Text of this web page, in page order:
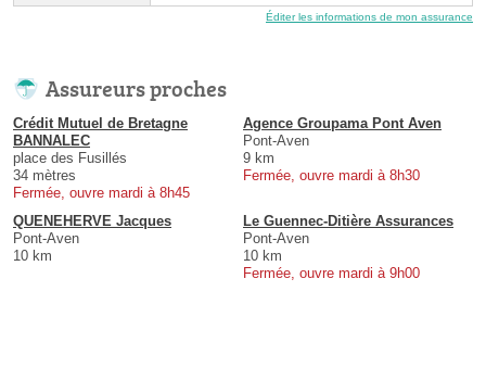
Éditer les informations de mon assurance
Assureurs proches
Crédit Mutuel de Bretagne
BANNALEC
place des Fusillés
34 mètres
Fermée, ouvre mardi à 8h45
Agence Groupama Pont Aven
Pont-Aven
9 km
Fermée, ouvre mardi à 8h30
QUENEHERVE Jacques
Pont-Aven
10 km
Le Guennec-Ditière Assurances
Pont-Aven
10 km
Fermée, ouvre mardi à 9h00